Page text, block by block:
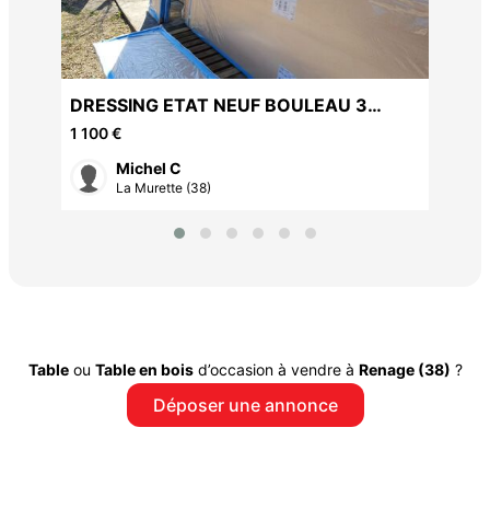
DRESSING ETAT NEUF BOULEAU 3
PORTES DANS EMBALLAGE INITIAL
1 100 €
Michel C
La Murette (38)
Tableou Table en boisd’occasion à vendre à Renage (38) ?
Déposer une annonce